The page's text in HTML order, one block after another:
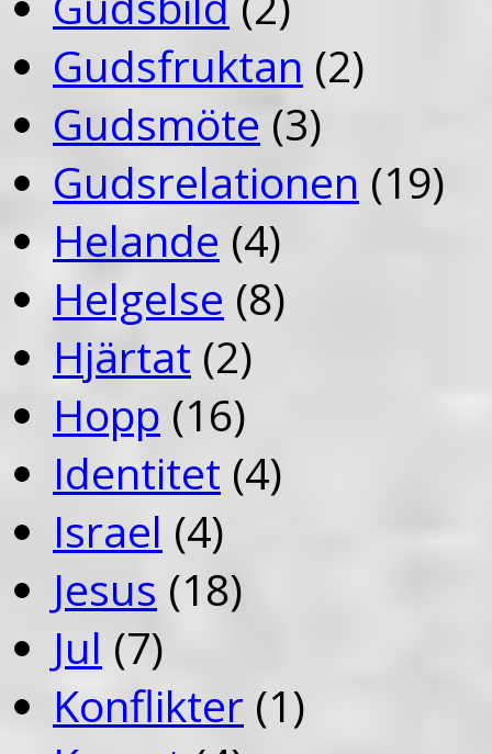
Gudsfruktan (2)
Gudsmöte (3)
Gudsrelationen (19)
Helande (4)
Helgelse (8)
Hjärtat (2)
Hopp (16)
Identitet (4)
Israel (4)
Jesus (18)
Jul (7)
Konflikter (1)